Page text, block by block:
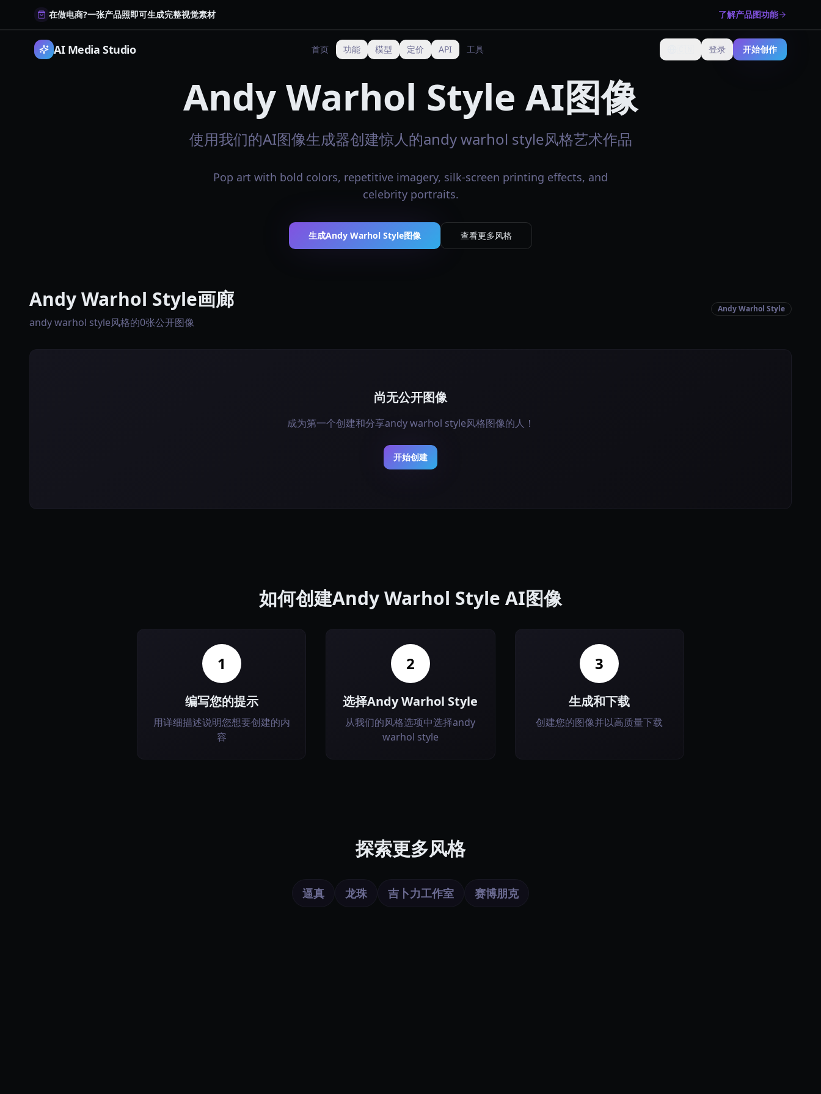
在做电商?一张产品照即可生成完整视觉素材 了解产品图功能
AI Media Studio 首页 功能 模型 定价 API 工具 更改语言登录 开始创作
Andy Warhol Style AI图像
使用我们的AI图像生成器创建惊人的andy warhol style风格艺术作品
Pop art with bold colors, repetitive imagery, silk-screen printing effects, and
celebrity portraits.
生成Andy Warhol Style图像 查看更多风格
Andy Warhol Style画廊
andy warhol style风格的0张公开图像
Andy Warhol Style
尚无公开图像
成为第一个创建和分享andy warhol style风格图像的人！
开始创建
如何创建Andy Warhol Style AI图像
1
编写您的提示
用详细描述说明您想要创建的内
容
2
选择Andy Warhol Style
从我们的风格选项中选择andy
warhol style
3
生成和下载
创建您的图像并以高质量下载
探索更多风格
逼真 龙珠 吉卜力工作室 赛博朋克